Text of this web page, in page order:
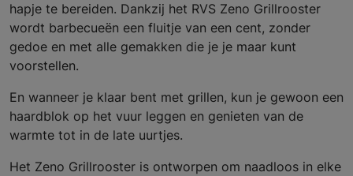
hapje te bereiden. Dankzij het RVS Zeno Grillrooster
wordt barbecueën een fluitje van een cent, zonder
gedoe en met alle gemakken die je je maar kunt
voorstellen.
En wanneer je klaar bent met grillen, kun je gewoon een
haardblok op het vuur leggen en genieten van de
warmte tot in de late uurtjes.
Het Zeno Grillrooster is ontworpen om naadloos in elke